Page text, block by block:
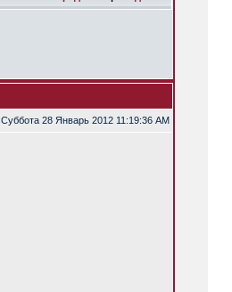
Суббота 28 Январь 2012 11:19:36 AM